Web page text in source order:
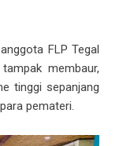
FLP Tegal
membaur,
tinggi sepanjang
pemateri.